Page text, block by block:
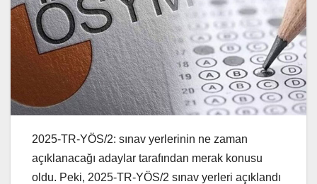
2025-TR-YÖS/2: sınav yerlerinin ne zaman
açıklanacağı adaylar tarafından merak konusu
oldu. Peki, 2025-TR-YÖS/2 sınav yerleri açıklandı